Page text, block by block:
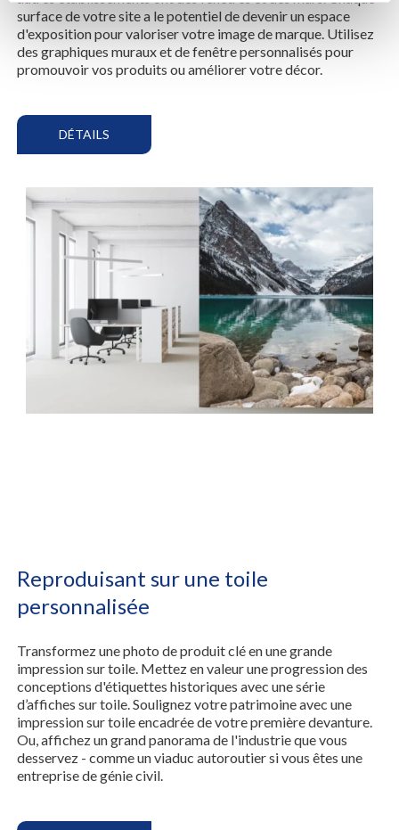
surface de votre site a le potentiel de devenir un espace
d'exposition pour valoriser votre image de marque. Utilisez
des graphiques muraux et de fenêtre personnalisés pour
promouvoir vos produits ou améliorer votre décor.
DÉTAILS
Reproduisant sur une toile
personnalisée
Transformez une photo de produit clé en une grande
impression sur toile. Mettez en valeur une progression des
conceptions d'étiquettes historiques avec une série
d’affiches sur toile. Soulignez votre patrimoine avec une
impression sur toile encadrée de votre première devanture.
Ou, affichez un grand panorama de l'industrie que vous
desservez - comme un viaduc autoroutier si vous êtes une
entreprise de génie civil.